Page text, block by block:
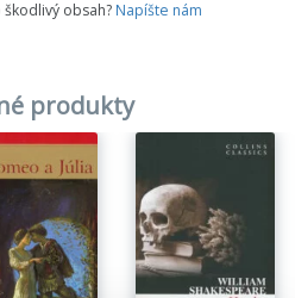
obsah? Napíšte nám
produkty